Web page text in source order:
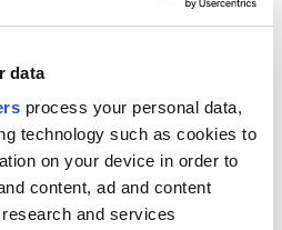
data
process your personal data,
technology such as cookies to
on your device in order to
content, ad and content
and services